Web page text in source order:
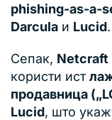
phishing-as-a-
Darcula и Lucid.
Сепак, Netcraft
користи ист
продавница
Lucid, што